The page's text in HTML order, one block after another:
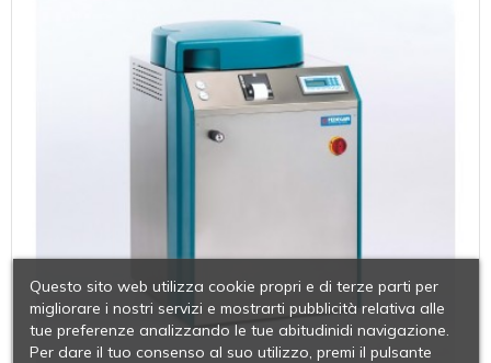
Questo sito web utilizza cookie propri e di terze parti per
migliorare i nostri servizi e mostrarti pubblicità relativa alle
tue preferenze analizzando le tue abitudinidi navigazione.
Per dare il tuo consenso al suo utilizzo, premi il pulsante